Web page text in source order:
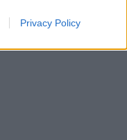
Privacy Policy